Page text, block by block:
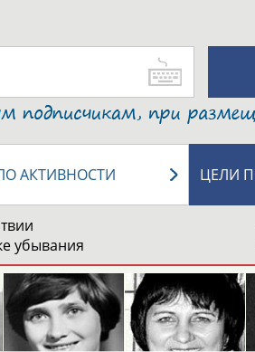
ЦЕЛИ
АКТИВНОСТИ
убывания